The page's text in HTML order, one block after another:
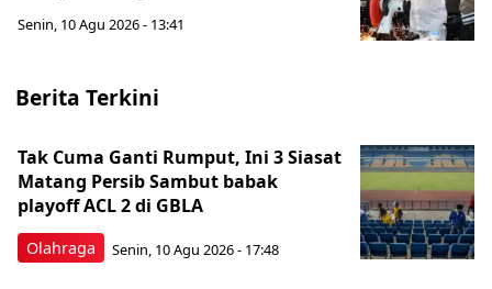
Senin, 10 Agu 2026 - 13:41
Berita Terkini
Olahraga
Tak Cuma Ganti Rumput, Ini 3 Siasat
Matang Persib Sambut babak
playoff ACL 2 di GBLA
Senin, 10 Agu 2026 - 17:48